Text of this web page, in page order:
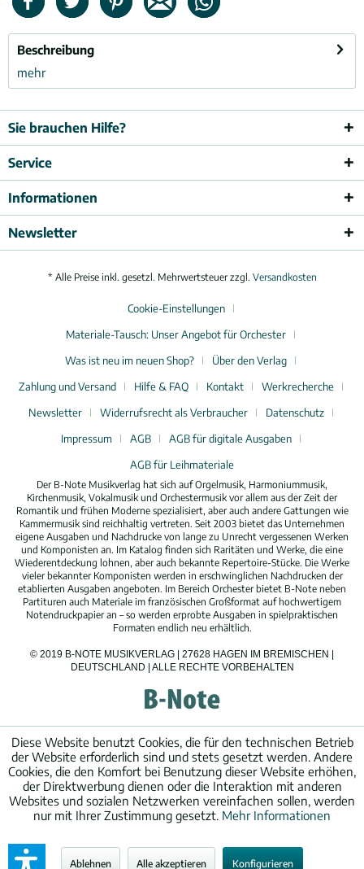
Beschreibung
mehr
Sie brauchen Hilfe?
Service
Informationen
Newsletter
* Alle Preise inkl. gesetzl. Mehrwertsteuer zzgl. Versandkosten
Cookie-Einstellungen
Materiale-Tausch: Unser Angebot für Orchester
Was ist neu im neuen Shop?
Über den Verlag
Zahlung und Versand
Hilfe & FAQ Kontakt
Werkrecherche
Newsletter
Widerrufsrecht als Verbraucher
Datenschutz
Impressum
AGB
AGB für digitale Ausgaben
AGB für Leihmateriale
Der B-Note Musikverlag hat sich auf Orgelmusik, Harmoniummusik,
Kirchenmusik, Vokalmusik und Orchestermusik vor allem aus der Zeit der
Romantik und frühen Moderne spezialisiert, aber auch andere Gattungen wie
Kammermusik sind reichhaltig vertreten. Seit 2003 bietet das Unternehmen
eigene Ausgaben und Nachdrucke von lange zu Unrecht vergessenen Werken
und Komponisten an. Im Katalog finden sich Raritäten und Werke, die eine
Wiederentdeckung lohnen, aber auch bekannte Repertoire-Stücke. Die Werke
vieler bekannter Komponisten werden in erschwinglichen Nachdrucken der
etablierten Ausgaben angeboten. Im Bereich Orchester bietet B-Note neben
Partituren auch Materiale im französischen Großformat auf hochwertigem
Notendruckpapier an – so werden erprobte Ausgaben in spielpraktischen
Formaten endlich neu erhältlich.
© 2019 B-NOTE MUSIKVERLAG | 27628 HAGEN IM BREMISCHEN |
DEUTSCHLAND | ALLE RECHTE VORBEHALTEN
Diese Website benutzt Cookies, die für den technischen Betrieb
der Website erforderlich sind und stets gesetzt werden. Andere
Cookies, die den Komfort bei Benutzung dieser Website erhöhen,
der Direktwerbung dienen oder die Interaktion mit anderen
Websites und sozialen Netzwerken vereinfachen sollen, werden
nur mit Ihrer Zustimmung gesetzt. Mehr Informationen
Ablehnen Alle akzeptieren Konfigurieren